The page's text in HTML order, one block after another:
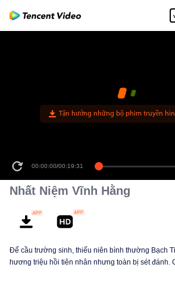
00:00:00/00:19:31
Nhất Niệm Vĩnh Hằng
Để cầu trường sinh, thiếu niên bình thường Bạch
hương triệu hồi tiên nhân nhưng toàn bị sét đánh.